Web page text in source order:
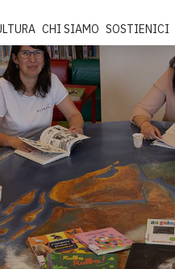
CHI SIAMO SOSTIENICI